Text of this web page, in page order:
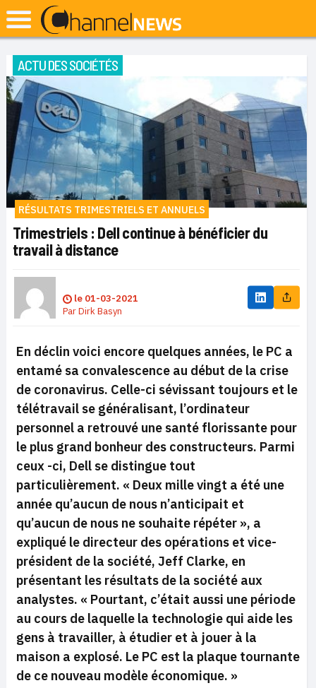
ACTU DES SOCIÉTÉS
RÉSULTATS TRIMESTRIELS ET ANNUELS
Trimestriels : Dell continue à bénéficier du
travail à distance
le 01-03-2021
ParDirk Basyn
En déclin voici encore quelques années, le PC a
entamé sa convalescence au début de la crise
de coronavirus. Celle-ci sévissant toujours et le
télétravail se généralisant, l’ordinateur
personnel a retrouvé une santé florissante pour
le plus grand bonheur des constructeurs. Parmi
ceux -ci, Dell se distingue tout
particulièrement. « Deux mille vingt a été une
année qu’aucun de nous n’anticipait et
qu’aucun de nous ne souhaite répéter », a
expliqué le directeur des opérations et vice-
président de la société, Jeff Clarke, en
présentant les résultats de la société aux
analystes. « Pourtant, c’était aussi une période
au cours de laquelle la technologie qui aide les
gens à travailler, à étudier et à jouer à la
maison a explosé. Le PC est la plaque tournante
de ce nouveau modèle économique. »